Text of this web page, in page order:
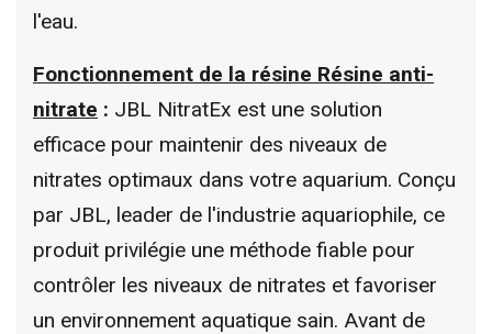
l'eau.
Fonctionnement de la résine Résine anti-
nitrate : JBL NitratEx est une solution
efficace pour maintenir des niveaux de
nitrates optimaux dans votre aquarium. Conçu
par JBL, leader de l'industrie aquariophile, ce
produit privilégie une méthode fiable pour
contrôler les niveaux de nitrates et favoriser
un environnement aquatique sain. Avant de